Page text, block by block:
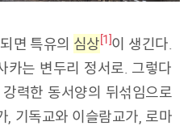
면 특유의 심상[1]이 생긴다.
카는 변두리 정서로. 그렇다
력한 동서양의 뒤섞임으로
, 기독교와 이슬람교가, 로마